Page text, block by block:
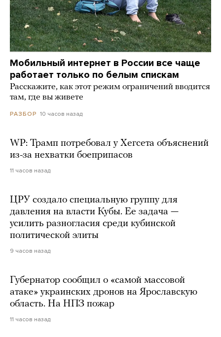
Мобильный интернет в России все чаще
работает только по белым спискам
Расскажите, как этот режим ограничений вводится
там, где вы живете
РАЗБОР 10 часов назад
WP: Трамп потребовал у Хегсета объяснений
из-за нехватки боеприпасов
11 часов назад
ЦРУ создало специальную группу для
давления на власти Кубы. Ее задача —
усилить разногласия среди кубинской
политической элиты
9 часов назад
Губернатор сообщил о «самой массовой
атаке» украинских дронов на Ярославскую
область. На НПЗ пожар
11 часов назад